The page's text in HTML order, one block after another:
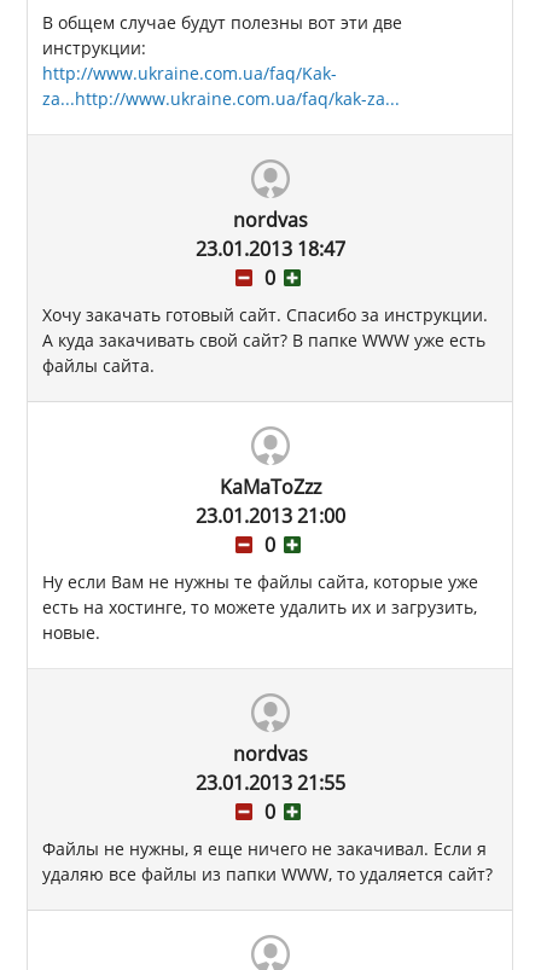
В общем случае будут полезны вот эти две
инструкции:
http://www.ukraine.com.ua/faq/Kak-
za...http://www.ukraine.com.ua/faq/kak-za...
nordvas
23.01.2013 18:47
0
Хочу закачать готовый сайт. Спасибо за инструкции.
А куда закачивать свой сайт? В папке WWW уже еcть
файлы сайта.
KaMaToZzz
23.01.2013 21:00
0
Ну если Вам не нужны те файлы сайта, которые уже
есть на хостинге, то можете удалить их и загрузить,
новые.
nordvas
23.01.2013 21:55
0
Файлы не нужны, я еще ничего не закачивал. Если я
удаляю все файлы из папки WWW, то удаляется сайт?